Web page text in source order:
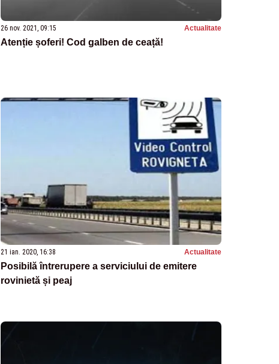
26 nov. 2021, 09:15 Actualitate
Atenție șoferi! Cod galben de ceață!
21 ian. 2020, 16:38 Actualitate
Posibilă întrerupere a serviciului de emitere
rovinietă și peaj